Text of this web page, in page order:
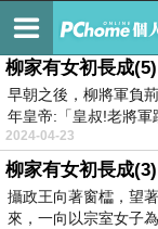
狡兔三窟
柳家有女初長成(5)
早朝之後，柳將軍負
年皇帝:「皇叔!老將軍
2024-04-23
柳家有女初長成(3)
攝政王向著窗櫺，望
來，一向以宗室女子